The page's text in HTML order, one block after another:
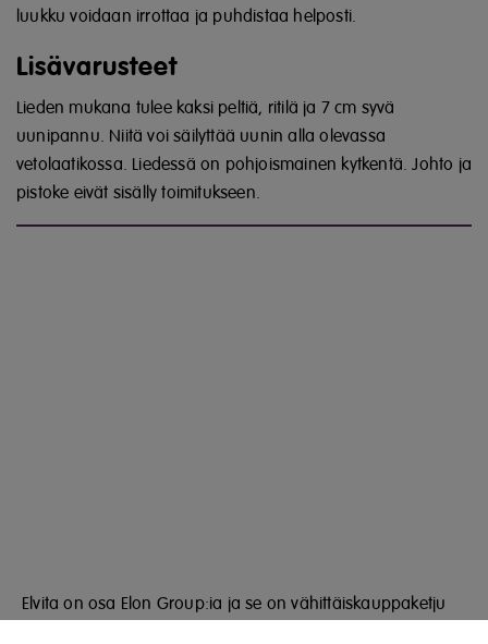
luukku voidaan irrottaa ja puhdistaa helposti.
Lisävarusteet
Lieden mukana tulee kaksi peltiä, ritilä ja 7 cm syvä
uunipannu. Niitä voi säilyttää uunin alla olevassa
vetolaatikossa. Liedessä on pohjoismainen kytkentä.Johto ja
pistoke eivät sisälly toimitukseen.
Elvita on osa Elon Group:ia ja se on vähittäiskauppaketju